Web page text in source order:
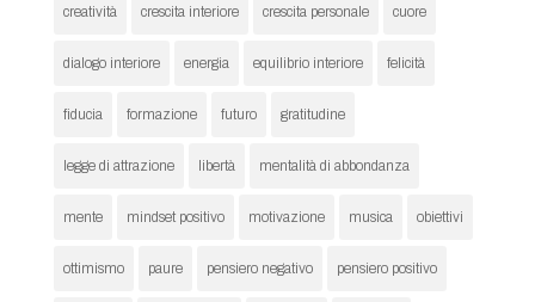
creatività crescita interiore crescita personale cuore
dialogo interiore energia equilibrio interiore felicità
fiducia formazione futuro gratitudine
legge di attrazione libertà mentalità di abbondanza
mente mindset positivo motivazione musica obiettivi
ottimismo paure pensiero negativo pensiero positivo